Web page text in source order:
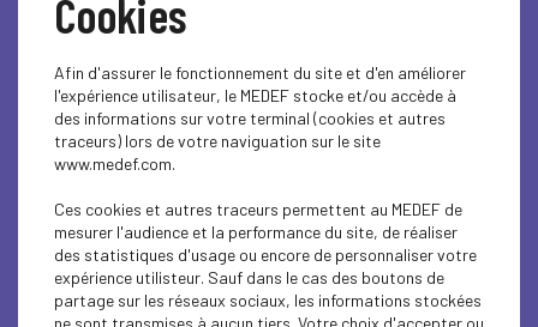
Au 5 bis rue de Verneuil dans le 7e
arrondissement de Paris, l'iconique
maison de Serge Gainsbourg devient
enfin un musée. Elle a ouverte ses
portes au public en septembre 2023.
Le chanteur y a vécu plus de 20 ans,
de 1969 à 1991.
Cookies
Afin d'assurer le fonctionnement du site et d'en améliorer
l'expérience utilisateur, le MEDEF stocke et/ou accède à
des informations sur votre terminal (cookies et autres
traceurs) lors de votre naviguation sur le site
www.medef.com.
Ces cookies et autres traceurs permettent au MEDEF de
mesurer l'audience et la performance du site, de réaliser
des statistiques d'usage ou encore de personnaliser votre
expérience utilisteur. Sauf dans le cas des boutons de
partage sur les réseaux sociaux, les informations stockées
ne sont transmises à aucun tiers. Votre choix d'accepter ou